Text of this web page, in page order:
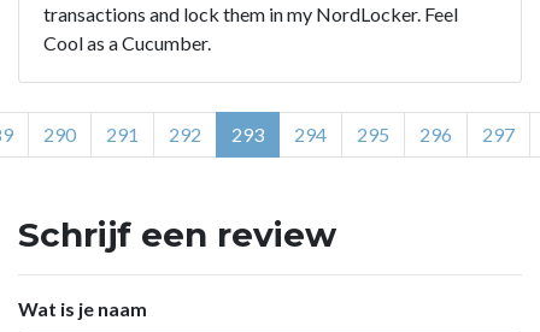
transactions and lock them in my NordLocker. Feel
Cool as a Cucumber.
290 291 292 293 294 295 296 297
Schrijf een review
Wat is je naam